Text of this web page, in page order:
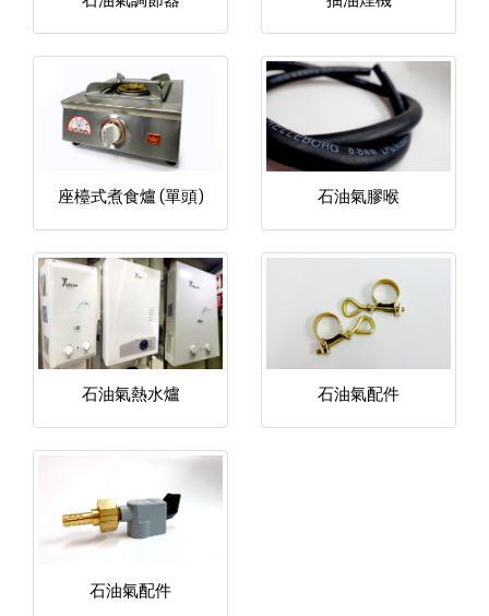
座檯式煮食爐 (單頭) 石油氣膠喉
石油氣熱水爐 石油氣配件
石油氣配件